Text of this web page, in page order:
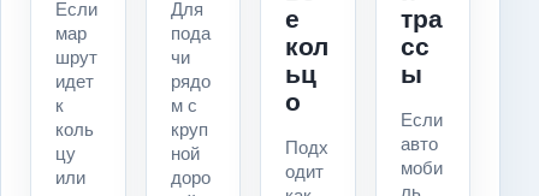
Если
мар
шрут
идет
к
коль
цу
или
Для
пода
чи
рядо
м с
круп
ной
доро
е
кол
ьц
о
Подх
одит
тра
сс
ы
Если
авто
моби
ль